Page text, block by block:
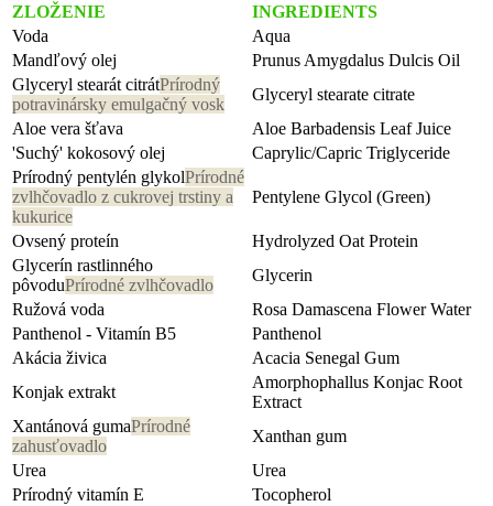
ZLOŽENIE
INGREDIENTS
Voda
Aqua
Mandľový olej
Prunus Amygdalus Dulcis Oil
Glyceryl stearát citrátPrírodný
potravinársky emulgačný vosk
Glyceryl stearate citrate
Aloe vera šťava
Aloe Barbadensis Leaf Juice
'Suchý' kokosový olej
Caprylic/Capric Triglyceride
Prírodný pentylén glykolPrírodné
zvlhčovadlo z cukrovej trstiny a
kukurice
Pentylene Glycol (Green)
Ovsený proteín
Hydrolyzed Oat Protein
Glycerín rastlinného
pôvoduPrírodné zvlhčovadlo
Glycerin
Ružová voda
Rosa Damascena Flower Water
Panthenol - Vitamín B5
Panthenol
Akácia živica
Acacia Senegal Gum
Konjak extrakt
Amorphophallus Konjac Root
Extract
Xantánová gumaPrírodné
zahusťovadlo
Xanthan gum
Urea
Urea
Prírodný vitamín E
Tocopherol